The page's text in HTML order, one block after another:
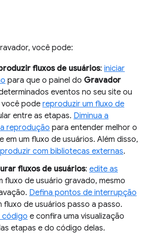
você pode:
fluxos de usuários: iniciar
para que o painel do Gravador
eventos no seu site ou
pode reproduzir um fluxo de
entre as etapas. Diminua a
reprodução para entender melhor o
em um fluxo de usuários. Além disso,
com bibliotecas externas.
fluxos de usuários: edite as
fluxo de usuário gravado, mesmo
Defina pontos de interrupção
fluxo de usuários passo a passo.
código e confira uma visualização
etapas e do código delas.